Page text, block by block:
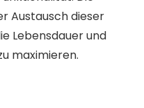
Austausch dieser
Lebensdauer und
maximieren.